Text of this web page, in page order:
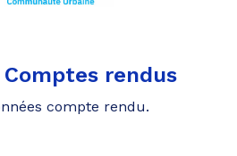
Comptes rendus
compte rendu.